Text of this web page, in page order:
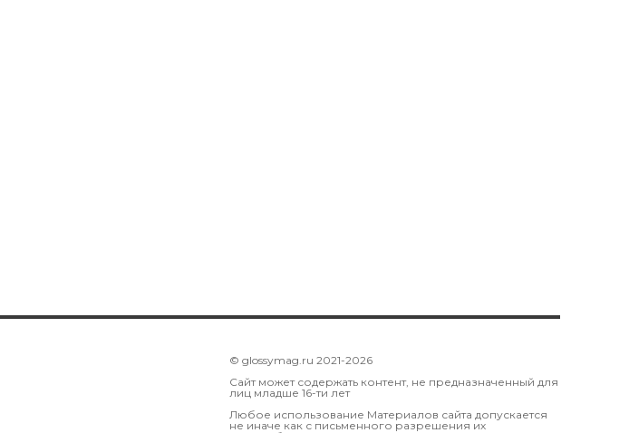
© glossymag.ru 2021-2026
Сайт может содержать контент, не предназначенный для
лиц младше 16-ти лет
Любое использование Материалов сайта допускается
не иначе как с письменного разрешения их